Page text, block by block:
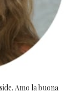
Amo la buona